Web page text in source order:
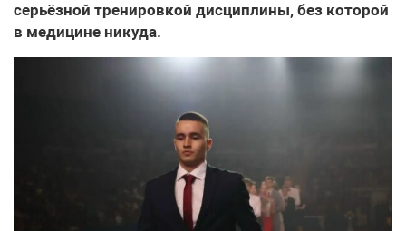
серьёзной тренировкой дисциплины, без которой
в медицине никуда.